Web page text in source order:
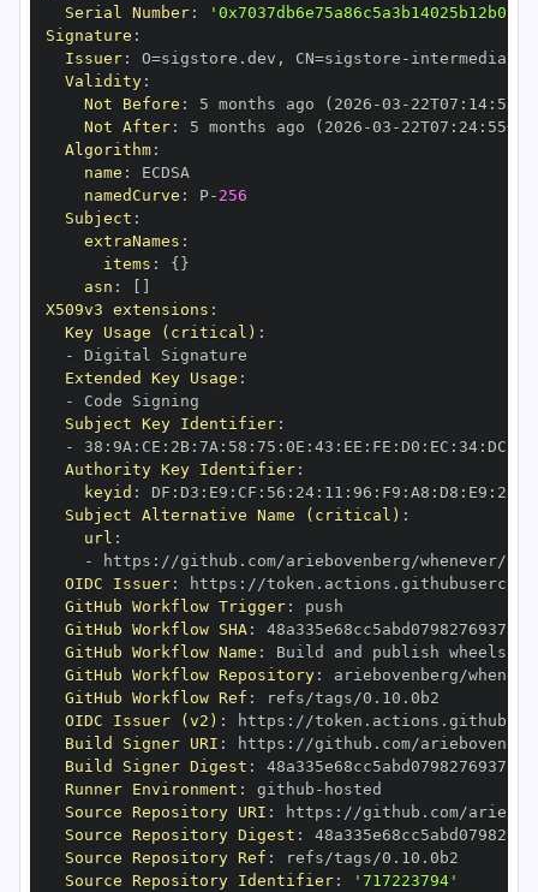
Serial Number:
Signature :
Issuer: O=sigstore.dev , CN=sigstore -
Validity:
Not Before : 5 months ago (2026 -03 - 22T07 : 14:
Not After: 5 months ago (2026 -03 - 22T07 : 24: 55+00
Algorithm:
name :
namedCurve : P- 256
Subject :
extraNames :
items : { }
asn :
X509v3 extensions :
Key Usage (critical) :
-
Extended Key Usage :
-
Subject Key Identifier:
-
38 : 9A : CE : 2B: 7A : 58 : 75 : 0E : 43 : EE : FE : D0 : EC : 34: DC
Authority Key Identifier:
keyid : DF : D3 : E9 : CF : 56 : 24: 11 : 96 : F9 : A8 : D8 : E9 : 28
Subject Alternative Name (critical) :
url :
-
https :
OIDC Issuer: https :
GitHub Workflow Trigger:
GitHub Workflow SHA:
GitHub Workflow Name :
GitHub Workflow Repository:
GitHub Workflow Ref :
OIDC Issuer (v2) : https :
Build Signer URI : https :
Build Signer Digest :
Runner Environment : github -
Source Repository URI : https :
Source Repository Digest :
Source Repository Ref :
Source Repository Identifier:
'717223794'